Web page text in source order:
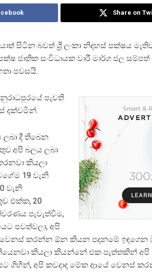
Share on
සිටින බවත් ශ්‍රී ලංකා නිදහස් පක්ෂය
ජාතික සංවිධායක වාරී මාර්ග ජල සම්පත්
පවසයි.
පැවති
දක්වමින්.
ලබා දී තිබෙන
බලය ලබා
කියලා
19 වැනි
වැනි
එක්ක, 20
පැවැත්වීම,
පවත්වලා, අපි
කරන්න ඕන කියන පදනමේ ඉඳගෙන
කියලා කියන්නේ එක පැත්තකින් අපි
ගිහින්, අපි කවදාද මේක ආයේ වෙනස්